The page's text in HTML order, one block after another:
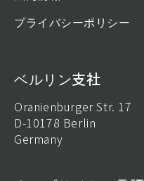
プライバシーポリシー
ベルリン支社
Oranienburger Str. 17
D-10178 Berlin
Germany